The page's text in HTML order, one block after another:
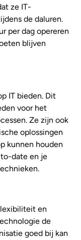
ze IT-
de daluren.
per dag opereren
blijven
IT bieden. Dit
voor het
Ze zijn ook
oplossingen
kunnen houden
date en je
en
de
goed bij kan